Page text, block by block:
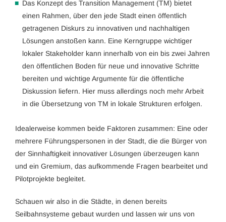
Das Konzept des Transition Management (TM) bietet
einen Rahmen, über den jede Stadt einen öffentlich
getragenen Diskurs zu innovativen und nachhaltigen
Lösungen anstoßen kann. Eine Kerngruppe wichtiger
lokaler Stakeholder kann innerhalb von ein bis zwei Jahren
den öffentlichen Boden für neue und innovative Schritte
bereiten und wichtige Argumente für die öffentliche
Diskussion liefern. Hier muss allerdings noch mehr Arbeit
in die Übersetzung von TM in lokale Strukturen erfolgen.
Idealerweise kommen beide Faktoren zusammen: Eine oder
mehrere Führungspersonen in der Stadt, die die Bürger von
der Sinnhaftigkeit innovativer Lösungen überzeugen kann
und ein Gremium, das aufkommende Fragen bearbeitet und
Pilotprojekte begleitet.
Schauen wir also in die Städte, in denen bereits
Seilbahnsysteme gebaut wurden und lassen wir uns von